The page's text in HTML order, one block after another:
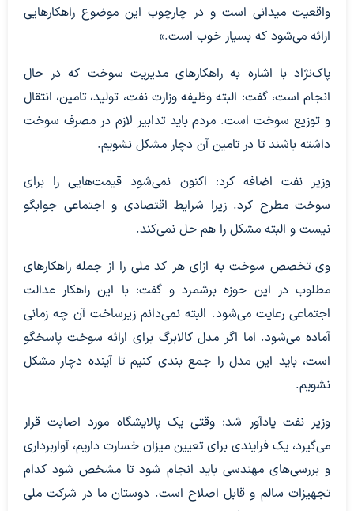
واقعیت میدانی است و در چارچوب این موضوع راهکارهایی
ارائه می‌شود که بسیار خوب است.»
پاک‌نژاد با اشاره به راهکارهای مدیریت سوخت که در حال
انجام است، گفت: البته وظیفه وزارت نفت، تولید، تامین، انتقال
و توزیع سوخت است. مردم باید تدابیر لازم در مصرف سوخت
داشته باشند تا در تامین آن دچار مشکل نشویم.
وزیر نفت اضافه کرد: اکنون نمی‌شود قیمت‌هایی را برای
سوخت مطرح کرد. زیرا شرایط اقتصادی و اجتماعی جوابگو
نیست و البته مشکل را هم حل نمی‌کند.
وی تخصص سوخت به ازای هر کد ملی را از جمله راهکارهای
مطلوب در این حوزه برشمرد و گفت: با این راهکار عدالت
اجتماعی رعایت می‌شود. البته نمی‌دانم زیرساخت آن چه زمانی
آماده می‌شود. اما اگر مدل کالابرگ برای ارائه سوخت پاسخگو
است، باید این مدل را جمع بندی کنیم تا آینده دچار مشکل
نشویم.
وزیر نفت یادآور شد: وقتی یک پالایشگاه مورد اصابت قرار
می‌گیرد، یک فرایندی برای تعیین میزان خسارت داریم، آواربرداری
و بررسی‌های مهندسی باید انجام شود تا مشخص شود کدام
تجهیزات سالم و قابل اصلاح است. دوستان ما در شرکت ملی